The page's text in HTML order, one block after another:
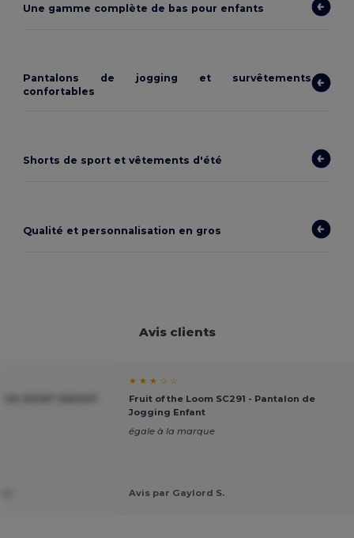
Une gamme complète de bas pour enfants
Pantalons de jogging et survêtements
confortables
Shorts de sport et vêtements d'été
Qualité et personnalisation en gros
Avis clients
★ ★ ★ ☆ ☆
Fruit of the Loom SC291 - Pantalon de
Jogging Enfant
égale à la marque
Avis par Gaylord S.